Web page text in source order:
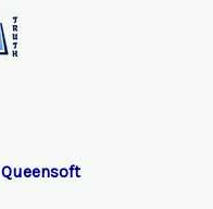
Queensoft